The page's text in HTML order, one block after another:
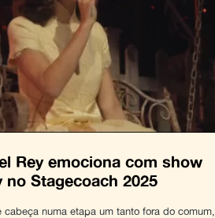
Rey emociona com show
no Stagecoach 2025
cabeça numa etapa um tanto fora do comum,